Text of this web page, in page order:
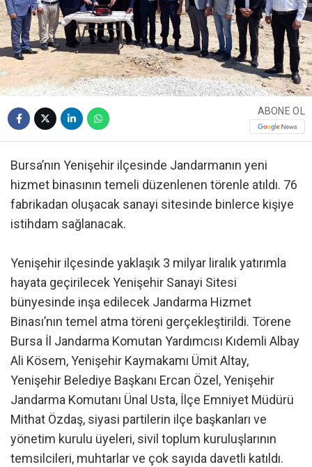
ABONE OL
Bursa’nın Yenişehir ilçesinde Jandarmanın yeni
hizmet binasının temeli düzenlenen törenle atıldı. 76
fabrikadan oluşacak sanayi sitesinde binlerce kişiye
istihdam sağlanacak.
Yenişehir ilçesinde yaklaşık 3 milyar liralık yatırımla
hayata geçirilecek Yenişehir Sanayi Sitesi
bünyesinde inşa edilecek Jandarma Hizmet
Binası’nın temel atma töreni gerçekleştirildi. Törene
Bursa İl Jandarma Komutan Yardımcısı Kıdemli Albay
Ali Kösem, Yenişehir Kaymakamı Ümit Altay,
Yenişehir Belediye Başkanı Ercan Özel, Yenişehir
Jandarma Komutanı Ünal Usta, İlçe Emniyet Müdürü
Mithat Özdaş, siyasi partilerin ilçe başkanları ve
yönetim kurulu üyeleri, sivil toplum kuruluşlarının
temsilcileri, muhtarlar ve çok sayıda davetli katıldı.